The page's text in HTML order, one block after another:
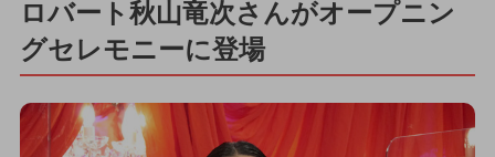
ロバート秋山竜次さんがオープニン
グセレモニーに登場